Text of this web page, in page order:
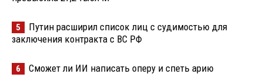
5
Путин расширил список лиц с судимостью для
заключения контракта с ВС РФ
6 Сможет ли ИИ написать оперу и спеть арию